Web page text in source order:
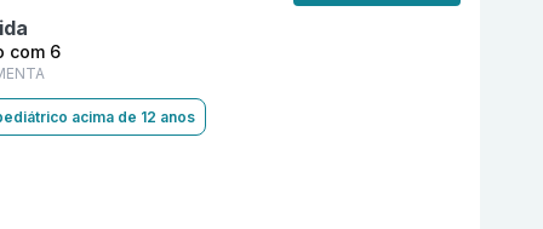
com 6
acima de 12 anos